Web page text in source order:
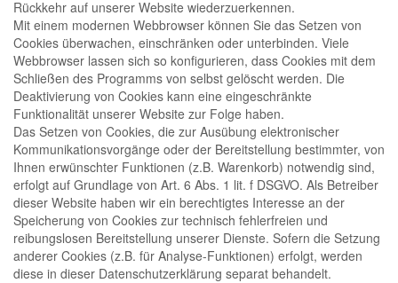
Rückkehr auf unserer Website wiederzuerkennen.
Mit einem modernen Webbrowser können Sie das Setzen von
Cookies überwachen, einschränken oder unterbinden. Viele
Webbrowser lassen sich so konfigurieren, dass Cookies mit dem
Schließen des Programms von selbst gelöscht werden. Die
Deaktivierung von Cookies kann eine eingeschränkte
Funktionalität unserer Website zur Folge haben.
Das Setzen von Cookies, die zur Ausübung elektronischer
Kommunikationsvorgänge oder der Bereitstellung bestimmter, von
Ihnen erwünschter Funktionen (z.B. Warenkorb) notwendig sind,
erfolgt auf Grundlage von Art. 6 Abs. 1 lit. f DSGVO. Als Betreiber
dieser Website haben wir ein berechtigtes Interesse an der
Speicherung von Cookies zur technisch fehlerfreien und
reibungslosen Bereitstellung unserer Dienste. Sofern die Setzung
anderer Cookies (z.B. für Analyse-Funktionen) erfolgt, werden
diese in dieser Datenschutzerklärung separat behandelt.